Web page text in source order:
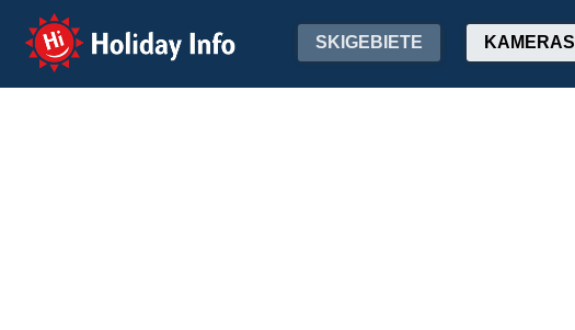
Holiday Info SKIGEBIETE KAMERAS